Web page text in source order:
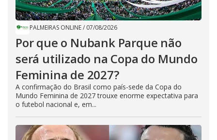
PALMEIRAS ONLINE/ 07/08/2026
Por que o Nubank Parque não
será utilizado na Copa do Mundo
Feminina de 2027?
A confirmação do Brasil como país-sede da Copa do
Mundo Feminina de 2027 trouxe enorme expectativa para
o futebol nacional e, em...